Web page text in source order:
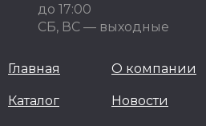
до 17:00
СБ, ВС — выходные
Главная
Каталог
О компании
Новости